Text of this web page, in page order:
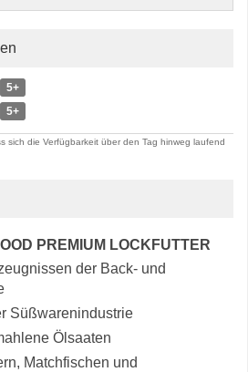
5+
5+
sich die Verfügbarkeit über den Tag hinweg laufend
PREMIUM LOCKFUTTER
der Back- und
Süßwarenindustrie
Ölsaaten
Matchfischen und